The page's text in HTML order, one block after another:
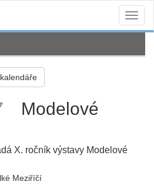
Modelové
X. ročník výstavy Modelové
Meziříčí